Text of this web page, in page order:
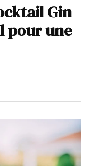
Gin
pour une